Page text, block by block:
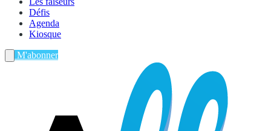
Défis
Agenda
Kiosque
M'abonner